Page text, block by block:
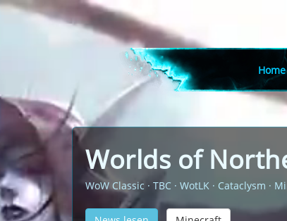
Home
Worlds of
WoW Classic · TBC · WotLK · Cataclysm ·